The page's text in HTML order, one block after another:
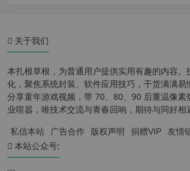
ssd fresh 中文版功
优势：
下载地址：
关于我们
本扎根草根，为普通用户提供实用有趣的内容。
化，聚焦系统封装、软件应用技巧，干货满满易
分享童年游戏视频，带 70、80、90 后重温像素
业喧嚣，唯技术交流与青春回响，期待与同好相
私信本站 广告合作 版权声明 捐赠VIP 友情
本站公众号: